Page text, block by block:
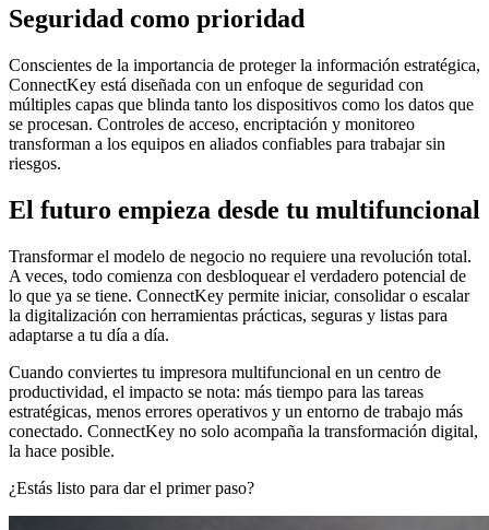
Seguridad como prioridad
Conscientes de la importancia de proteger la información estratégica,
ConnectKey está diseñada con un enfoque de seguridad con
múltiples capas que blinda tanto los dispositivos como los datos que
se procesan. Controles de acceso, encriptación y monitoreo
transforman a los equipos en aliados confiables para trabajar sin
riesgos.
El futuro empieza desde tu multifuncional
Transformar el modelo de negocio no requiere una revolución total.
A veces, todo comienza con desbloquear el verdadero potencial de
lo que ya se tiene. ConnectKey permite iniciar, consolidar o escalar
la digitalización con herramientas prácticas, seguras y listas para
adaptarse a tu día a día.
Cuando conviertes tu impresora multifuncional en un centro de
productividad, el impacto se nota: más tiempo para las tareas
estratégicas, menos errores operativos y un entorno de trabajo más
conectado. ConnectKey no solo acompaña la transformación digital,
la hace posible.
¿Estás listo para dar el primer paso?